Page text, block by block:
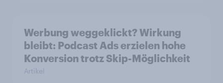
Werbung weggeklickt? Wirkung
bleibt: Podcast Ads erzielen hohe
Konversion trotz Skip-Möglichkeit
Artikel